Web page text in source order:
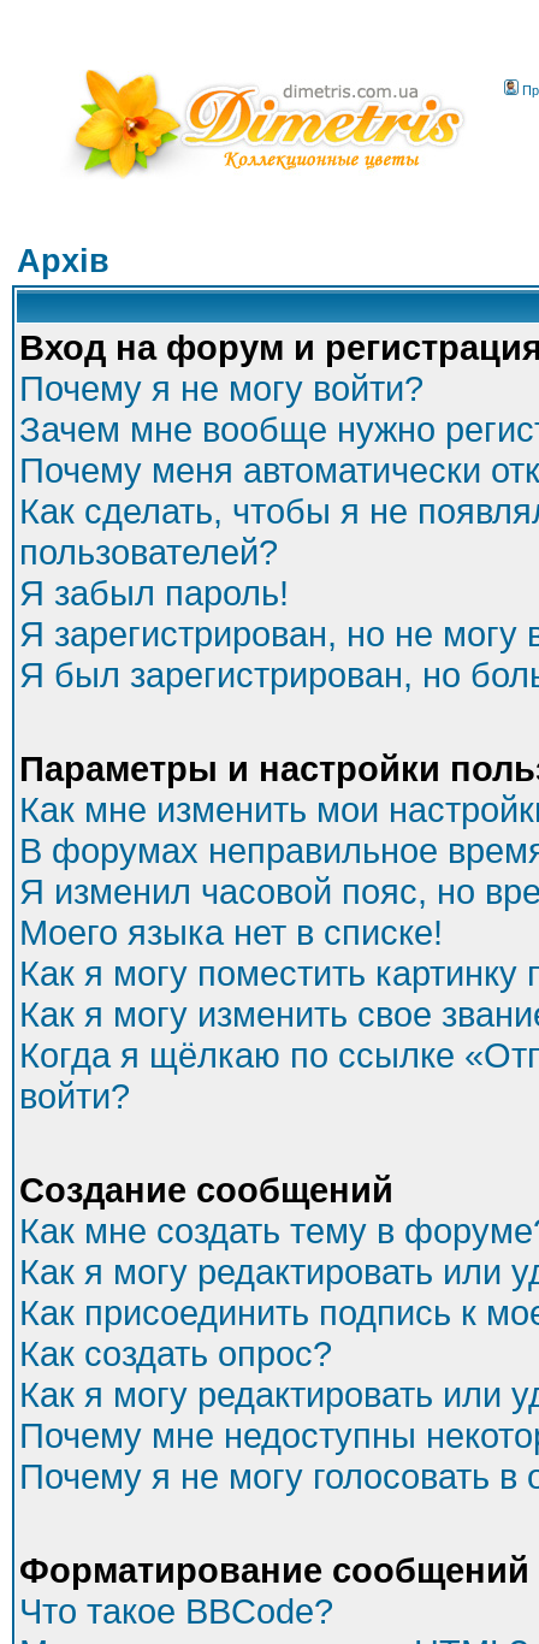
Архів
Вход на форум и
Почему я не могу войти?
Зачем мне вообще нужно
Почему меня автоматически
Как сделать, чтобы я не
пользователей?
Я забыл пароль!
Я зарегистрирован, но не могу
Я был зарегистрирован, но
Параметры и настройки
Как мне изменить мои
В форумах неправильное
Я изменил часовой пояс, но
Моего языка нет в списке!
Как я могу поместить
Как я могу изменить свое
Когда я щёлкаю по ссылке
войти?
Создание сообщений
Как мне создать тему в
Как я могу редактировать или
Как присоединить подпись к
Как создать опрос?
Как я могу редактировать или
Почему мне недоступны
Почему я не могу голосовать в
Форматирование
Что такое BBCode?